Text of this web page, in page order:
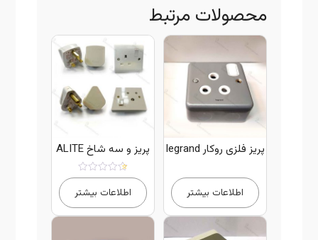
محصولات مرتبط
پریز فلزی روکار legrand
اطلاعات بیشتر
پریز و سه شاخ ALITE
امتیاز
5.00
از 5
اطلاعات بیشتر